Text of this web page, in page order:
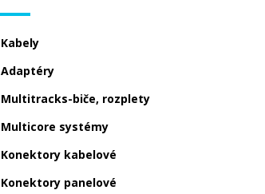
Kabely
Adaptéry
Multitracks-biče, rozplety
Multicore systémy
Konektory kabelové
Konektory panelové